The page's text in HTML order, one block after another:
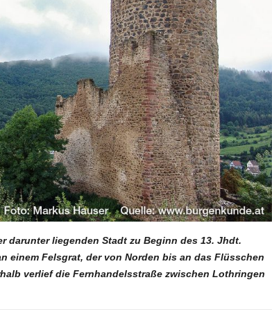
darunter liegenden Stadt zu Beginn des 13. Jhdt.
einem Felsgrat, der von Norden bis an das Flüsschen
verlief die Fernhandelsstraße zwischen Lothringen